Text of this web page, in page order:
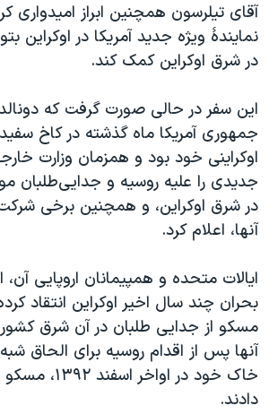
آقای تيلرسون همچنين ابراز اميدواری
نمايندۀ ويژه جديد آمريکا در اوکراين
در شرق اوکراين کمک کند.
این سفر در حالی صورت گرفت که
جمهوری آمریکا ماه گذشته در کاخ
اوکراینی خود بود و همزمان وزارت
جدیدی را علیه روسیه و جدایی‌طلبان
در شرق اوکراین، و همچنین برخی
آنها، اعلام کرد.
ایالات متحده و همپیمانان اروپایی
بحران چند سال اخیر اوکراین انتقاد
مسکو از جدایی طلبان در آن شرق
آنها پس از اقدام روسیه برای الحاق
خاک خود در
دادند.